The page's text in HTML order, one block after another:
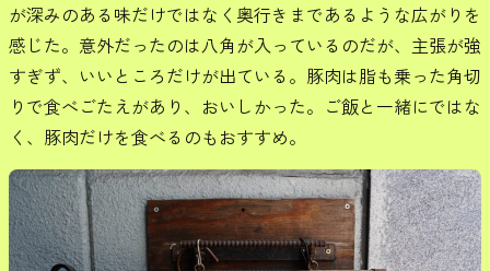
が深みのある味だけではなく奥行きまであるような広がりを
感じた。意外だったのは八角が入っているのだが、主張が強
すぎず、いいところだけが出ている。豚肉は脂も乗った角切
りで食べごたえがあり、おいしかった。ご飯と一緒にではな
く、豚肉だけを食べるのもおすすめ。